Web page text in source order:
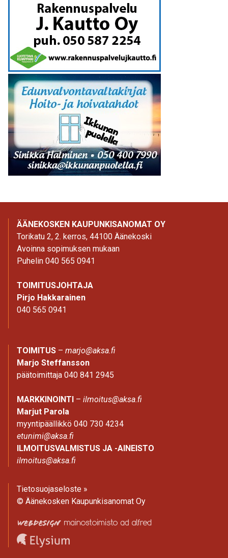
ÄÄNEKOSKEN KAUPUNKISANOMAT OY
Torikatu 2, 2. kerros, 44100 Äänekoski
Avoinna sopimuksen mukaan
Puhelin 040 565 0941
TOIMITUSJOHTAJA
Pirjo Hakkarainen
040 565 0941
TOIMITUS – marjo@aksa.fi
Marjo Steffansson
päätoimittaja 040 841 2945
MARKKINOINTI – ilmoitus@aksa.fi
Marjut Parola
myyntipäällikkö 040 730 4234
etunimi@aksa.fi
ILMOITUSVALMISTUS JA -AINEISTO
ilmoitus@aksa.fi
Tietosuojaseloste »
© Äänekosken Kaupunkisanomat Oy